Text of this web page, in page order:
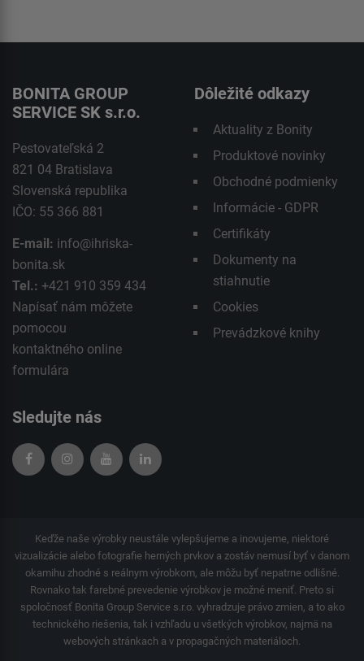
BONITA GROUP
SERVICE SK s.r.o.
Pestovateľská 2
821 04 Bratislava
Slovenská republika
IČO: 55 366 881
E-mail: info@ihriska-
bonita.sk
Tel.: +421 910 359 434
Napísať nám môžete
pomocou
kontaktného online
formulára
Dôležité odkazy
Aktuality z Bonity
Produktové novinky
Obchodné podmienky
Informácie - GDPR
Certifikáty
Dokumenty na
stiahnutie
Cookies
Prevádzkové knihy
Sledujte nás
Keďže naše výrobky neustále vylepšujeme a inovujeme, niektoré
vizualizácie alebo fotografie herných prvkov a zostáv nemusí byť v danom
okamihu zhodné s reálnym výrobkom, ale môžu byť nepatrne odlišné.
Rovnako tak farebné prevedenie výrobkov je možné meniť. Preto si
spoločnosť Bonita Group Service s.r.o. vyhradzuje právo zmien, a to ako
technického riešenia, tak i vzhľadu u všetkých výrobkov, najmä na
webových stránkach a v propagačných materiáloch.